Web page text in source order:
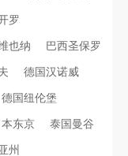
罗
也纳 巴西圣保罗
德国汉诺威
德国纽伦堡
本东京 泰国曼谷
州